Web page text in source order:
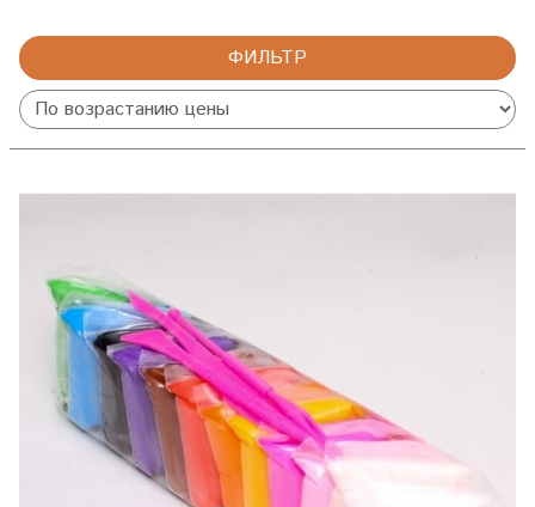
ФИЛЬТР